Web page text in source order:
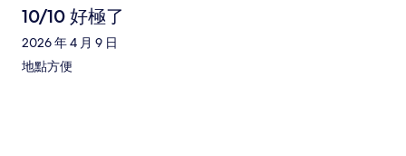
10/10 好極了
2026 年 4 月 9 日
地點方便